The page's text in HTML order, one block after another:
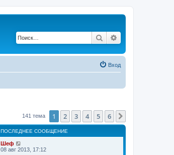
Поиск
Вход
141 тема 1 2 3 4 5 6
ПОСЛЕДНЕЕ СООБЩЕНИЕ
Шеф
08 авг 2013, 17:12